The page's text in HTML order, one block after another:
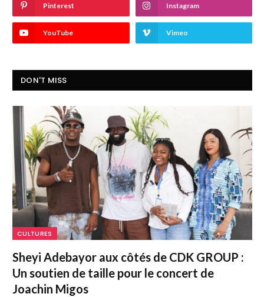
Pinterest Instagram
YouTube Vimeo
DON'T MISS
CULTURES
Sheyi Adebayor aux côtés de CDK GROUP :
Un soutien de taille pour le concert de
Joachin Migos